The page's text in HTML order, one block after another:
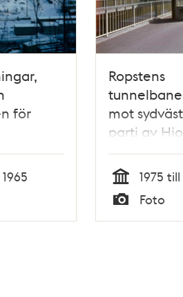
för
I
Ropstens
mot
parti av
bebyggelse
Tid
1975 till
Typ
Foto